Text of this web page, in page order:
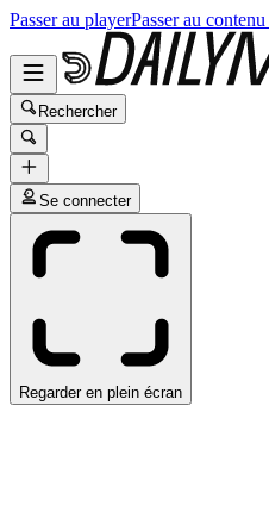
Passer au playerPasser au
Rechercher
Se connecter
Regarder en plein écran